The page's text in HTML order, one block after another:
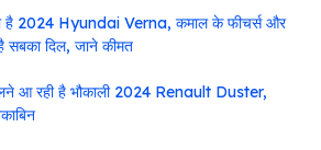
है 2024 Hyundai Verna, कमाल के फीचर्स और
सबका दिल, जाने कीमत
आ रही है भौकाली 2024 Renault Duster,